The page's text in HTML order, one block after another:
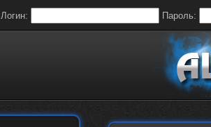
Логин: Пароль: